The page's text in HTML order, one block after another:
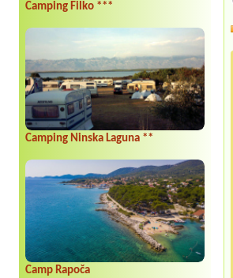
Camping Filko ***
Camping Ninska Laguna **
Camp Rapoča